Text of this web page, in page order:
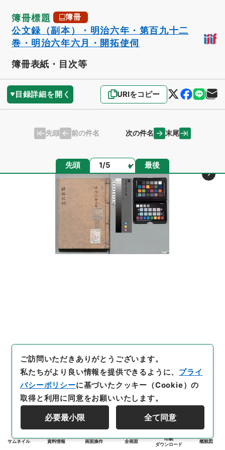
簿冊標題 簿冊
公文録（副本）・明治六年・第百九十二
巻・明治六年六月・開拓使伺
簿冊表紙・目次等
目録詳細を開く URIをコピー
先頭 前の件名 次の件名 末尾
先頭 ページ 最後
サムネイル 資料情報 画面操作 全画面
印刷
ダウンロード
概観図
ご訪問いただきありがとうございます。
私たちがより良い情報を提供できるように、 プライ
バシーポリシーに基づいたクッキー（Cookie）の
取得と利用に同意をお願いいたします。
必要最小限 全て同意